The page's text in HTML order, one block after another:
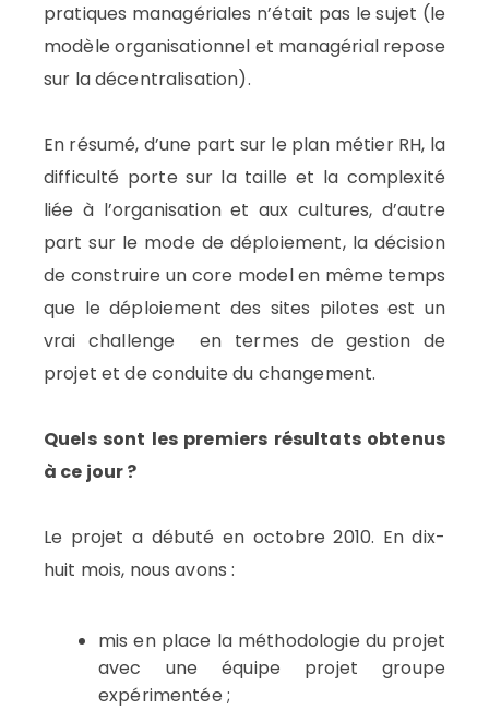
pratiques managériales n’était pas le sujet (le
modèle organisationnel et managérial repose
sur la décentralisation).
En résumé, d’une part sur le plan métier RH, la
difficulté porte sur la taille et la complexité
liée à l’organisation et aux cultures, d’autre
part sur le mode de déploiement, la décision
de construire un core model en même temps
que le déploiement des sites pilotes est un
vrai challenge en termes de gestion de
projet et de conduite du changement.
Quels sont les premiers résultats obtenus
à ce jour ?
Le projet a débuté en octobre 2010. En dix-
huit mois, nous avons :
mis en place la méthodologie du projet
avec une équipe projet groupe
expérimentée ;